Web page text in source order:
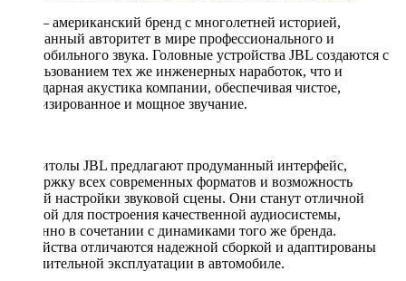
JBL — американский бренд с многолетней историей,
признанный авторитет в мире профессионального и
автомобильного звука. Головные устройства JBL создаются с
использованием тех же инженерных наработок, что и
легендарная акустика компании, обеспечивая чистое,
детализированное и мощное звучание.
Магнитолы JBL предлагают продуманный интерфейс,
поддержку всех современных форматов и возможность
точной настройки звуковой сцены. Они станут отличной
основой для построения качественной аудиосистемы,
особенно в сочетании с динамиками того же бренда.
Устройства отличаются надежной сборкой и адаптированы
для длительной эксплуатации в автомобиле.